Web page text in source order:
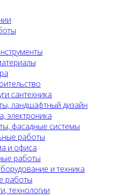
сантехника
ландшафтный дизайн
электроника
фасадные системы
работы
и офиса
работы
и техника
работы
технологии